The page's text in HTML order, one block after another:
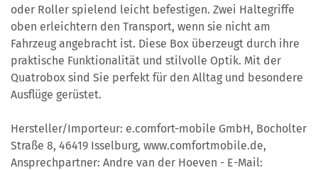
oder Roller spielend leicht befestigen. Zwei Haltegriffe
oben erleichtern den Transport, wenn sie nicht am
Fahrzeug angebracht ist. Diese Box überzeugt durch ihre
praktische Funktionalität und stilvolle Optik. Mit der
Quatrobox sind Sie perfekt für den Alltag und besondere
Ausflüge gerüstet.
Hersteller/Importeur: e.comfort-mobile GmbH, Bocholter
Straße 8, 46419 Isselburg, www.comfortmobile.de,
Ansprechpartner: Andre van der Hoeven - E-Mail: